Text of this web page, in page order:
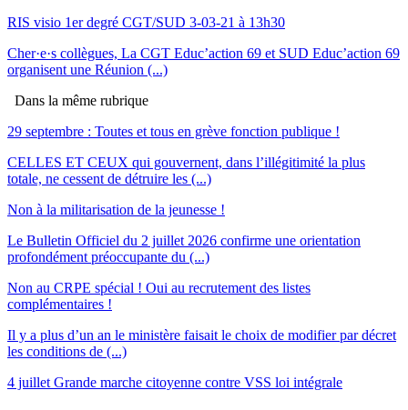
RIS visio 1er degré CGT/SUD 3-03-21 à 13h30
Cher·e·s collègues, La CGT Educ’action 69 et SUD Educ’action 69
organisent une Réunion (...)
Dans la même rubrique
29 septembre : Toutes et tous en grève fonction publique !
CELLES ET CEUX qui gouvernent, dans l’illégitimité la plus
totale, ne cessent de détruire les (...)
Non à la militarisation de la jeunesse !
Le Bulletin Officiel du 2 juillet 2026 confirme une orientation
profondément préoccupante du (...)
Non au CRPE spécial ! Oui au recrutement des listes
complémentaires !
Il y a plus d’un an le ministère faisait le choix de modifier par décret
les conditions de (...)
4 juillet Grande marche citoyenne contre VSS loi intégrale